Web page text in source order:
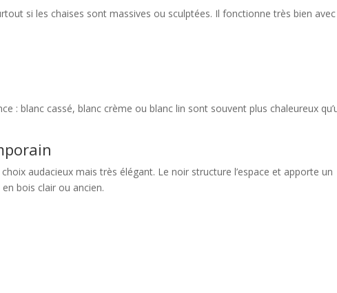
si les chaises sont massives ou sculptées. Il fonctionne très bien
: blanc cassé, blanc crème ou blanc lin sont souvent plus chaleureux
audacieux mais très élégant. Le noir structure l’espace et apporte un
bois clair ou ancien.